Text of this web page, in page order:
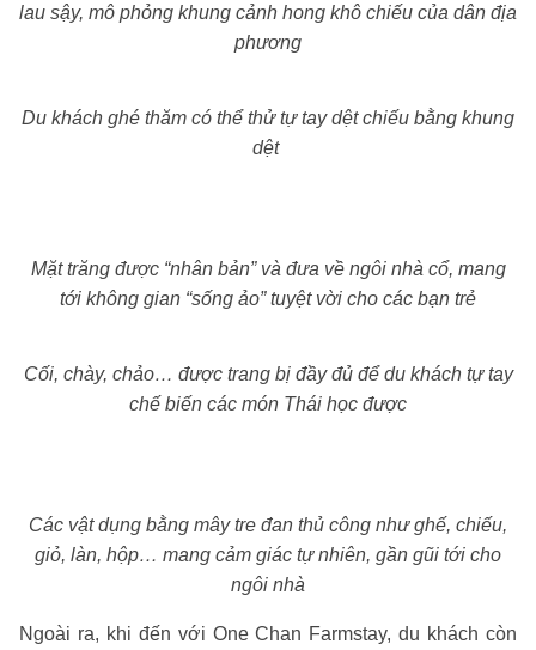
lau sậy, mô phỏng khung cảnh hong khô chiếu của dân địa
phương
Du khách ghé thăm có thể thử tự tay dệt chiếu bằng khung
dệt
Mặt trăng được “nhân bản” và đưa về ngôi nhà cổ, mang
tới không gian “sống ảo” tuyệt vời cho các bạn trẻ
Cối, chày, chảo… được trang bị đầy đủ để du khách tự tay
chế biến các món Thái học được
Các vật dụng bằng mây tre đan thủ công như ghế, chiếu,
giỏ, làn, hộp… mang cảm giác tự nhiên, gần gũi tới cho
ngôi nhà
Ngoài ra, khi đến với One Chan Farmstay, du khách còn